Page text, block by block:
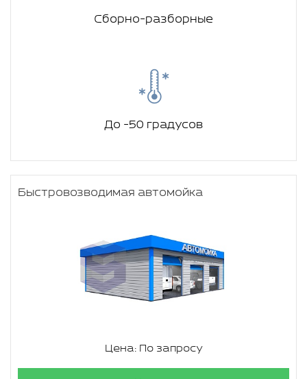
Сборно-разборные
До -50 градусов
Быстровозводимая автомойка
Цена: По запросу